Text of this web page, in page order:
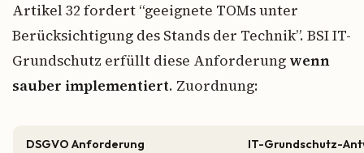
Artikel 32 fordert “geeignete TOMs unter
Berücksichtigung des Stands der Technik”. BSI IT-
Grundschutz erfüllt diese Anforderung wenn
sauber implementiert. Zuordnung:
DSGVO Anforderung IT-Grundschutz-